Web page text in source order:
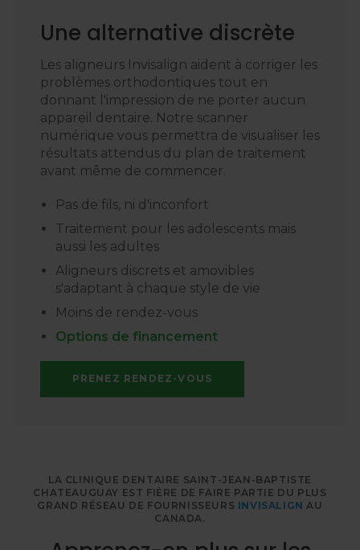
Une alternative discrète
Les aligneurs Invisalign aident à corriger les
problèmes orthodontiques tout en
donnant l'impression de ne porter aucun
appareil dentaire. Notre scanner
numérique vous permettra de visualiser les
résultats attendus du plan de traitement
avant même de commencer.
Pas de fils, ni d'inconfort
Traitement pour les adolescents mais
aussi les adultes
Aligneurs discrets et amovibles
s'adaptant à chaque style de vie
Moins de rendez-vous
Options de financement
PRENEZ RENDEZ-VOUS
LA CLINIQUE DENTAIRE SAINT-JEAN-BAPTISTE
CHATEAUGUAY EST FIÈRE DE FAIRE PARTIE DU PLUS
GRAND RÉSEAU DE FOURNISSEURS INVISALIGN AU
CANADA.